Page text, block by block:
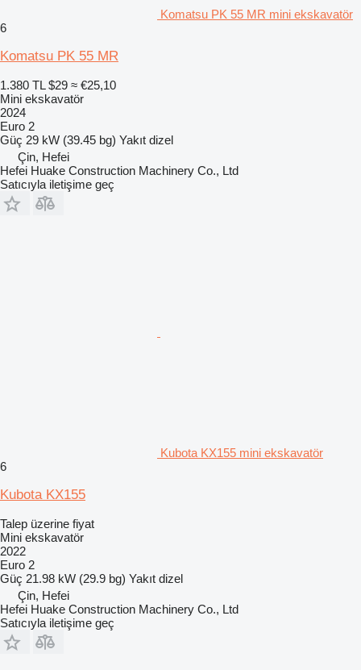
Komatsu PK 55 MR mini ekskavatör
6
Komatsu PK 55 MR
1.380 TL $29 ≈ €25,10
Mini ekskavatör
2024
Euro 2
Güç 29 kW (39.45 bg) Yakıt dizel
Çin, Hefei
Hefei Huake Construction Machinery Co., Ltd
Satıcıyla iletişime geç
Kubota KX155 mini ekskavatör
6
Kubota KX155
Talep üzerine fiyat
Mini ekskavatör
2022
Euro 2
Güç 21.98 kW (29.9 bg) Yakıt dizel
Çin, Hefei
Hefei Huake Construction Machinery Co., Ltd
Satıcıyla iletişime geç